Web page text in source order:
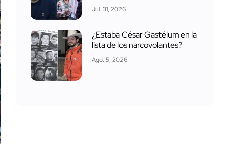
Jul. 31, 2026
¿Estaba César Gastélum en la
lista de los narcovolantes?
Ago. 5, 2026